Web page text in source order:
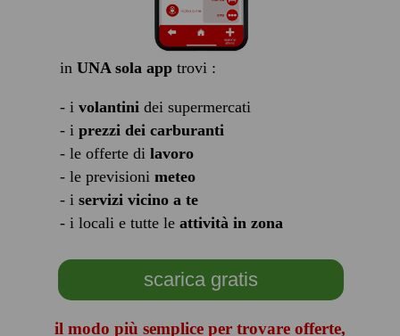
in UNA sola apptrovi :
- i volantinidei supermercati
- i prezzi dei carburanti
- le offerte di lavoro
- le previsioni meteo
- i servizi vicino a te
- i locali e tutte le attività in zona
scarica gratis
il modo più semplice per trovare offerte,